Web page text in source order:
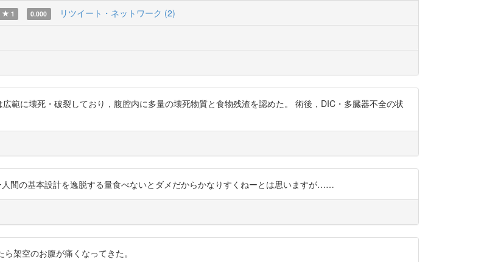
1 0.000 リツイート・ネットワーク (2)
に壊死・破裂しており，腹腔内に多量の壊死物質と食物残渣を認めた。 術後，DIC・多臓器不全の状
間の基本設計を逸脱する量食べないとダメだからかなりすくねーとは思いますが……
架空のお腹が痛くなってきた。